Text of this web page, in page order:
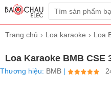
Trang chủ Loa karaoke Loa
Loa Karaoke BMB CSE
Thương hiệu: BMB |